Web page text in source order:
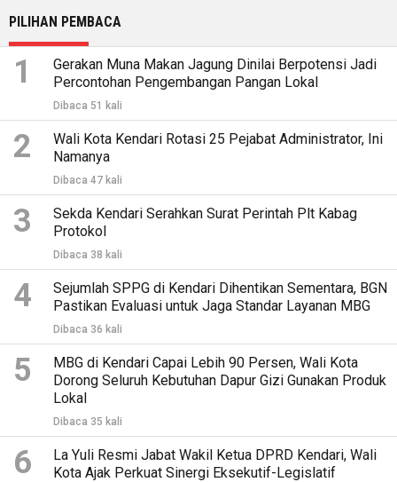
PILIHAN PEMBACA
1
Gerakan Muna Makan Jagung Dinilai Berpotensi Jadi
Percontohan Pengembangan Pangan Lokal
Dibaca 51 kali
2
Wali Kota Kendari Rotasi 25 Pejabat Administrator, Ini
Namanya
Dibaca 47 kali
3
Sekda Kendari Serahkan Surat Perintah Plt Kabag
Protokol
Dibaca 38 kali
4
Sejumlah SPPG di Kendari Dihentikan Sementara, BGN
Pastikan Evaluasi untuk Jaga Standar Layanan MBG
Dibaca 36 kali
5
MBG di Kendari Capai Lebih 90 Persen, Wali Kota
Dorong Seluruh Kebutuhan Dapur Gizi Gunakan Produk
Lokal
Dibaca 35 kali
6
La Yuli Resmi Jabat Wakil Ketua DPRD Kendari, Wali
Kota Ajak Perkuat Sinergi Eksekutif-Legislatif